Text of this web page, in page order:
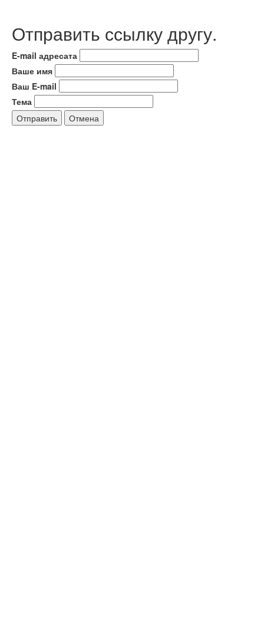
Отправить ссылку другу.
E-mail адресата
Ваше имя
Ваш E-mail
Тема
Отправить
Отмена